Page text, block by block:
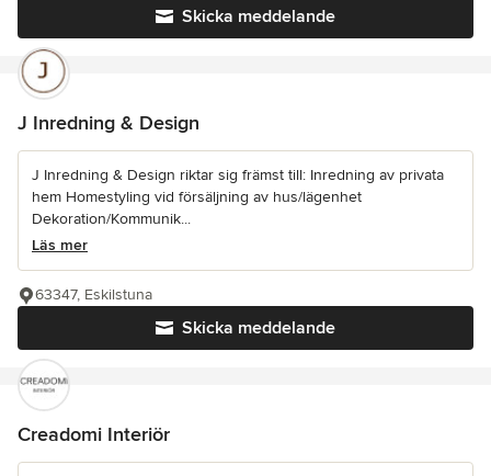
Skicka meddelande
J Inredning & Design
J Inredning & Design riktar sig främst till: Inredning av privata
hem Homestyling vid försäljning av hus/lägenhet
Dekoration/Kommunik...
Läs mer
Skicka meddelande
63347, Eskilstuna
Creadomi Interiör